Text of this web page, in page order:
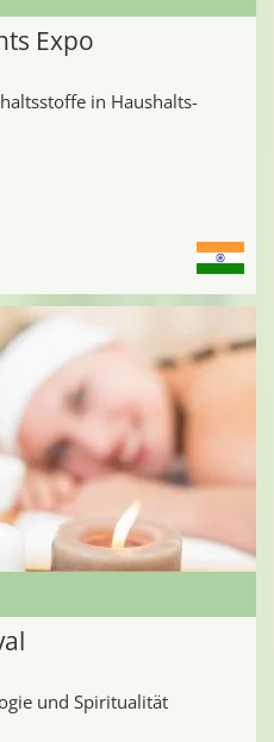
Expo
in Haushalts-
und Spiritualität